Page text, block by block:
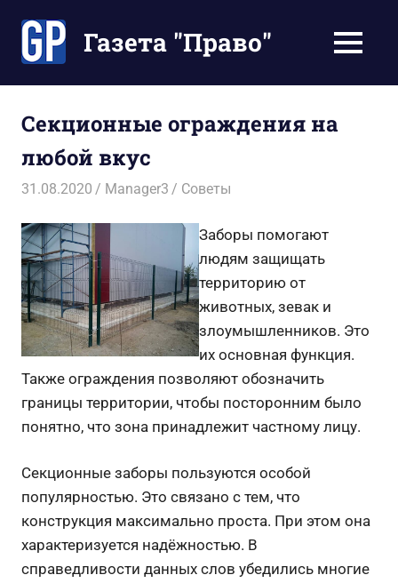
содержимомуГазета "Право"
экономят
Ваше
время
МЕНЮ
Секционные ограждения на
любой вкус
31.08.2020 Manager3 Советы
Заборы помогают
людям защищать
территорию от
животных, зевак и
злоумышленников. Это
их основная функция.
Также ограждения позволяют обозначить
границы территории, чтобы посторонним было
понятно, что зона принадлежит частному лицу.
Секционные заборы пользуются особой
популярностью. Это связано с тем, что
конструкция максимально проста. При этом она
характеризуется надёжностью. В
справедливости данных слов убедились многие